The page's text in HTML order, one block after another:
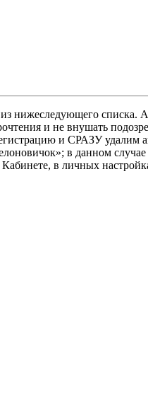
нижеследующего списка.
и не внушать
и СРАЗУ удалим
в данном
в личных